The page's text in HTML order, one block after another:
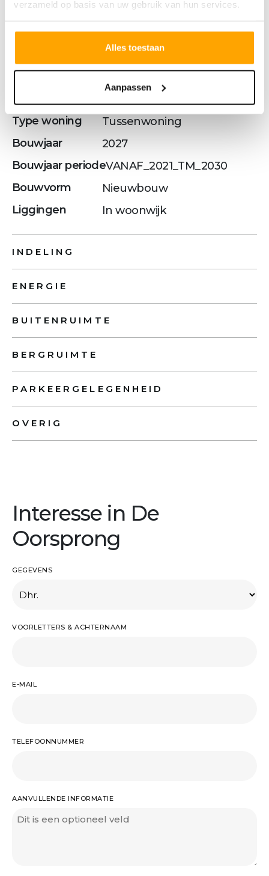
verzameld op basis van uw gebruik van hun services.
Alles toestaan
Aanpassen
Vraagprijs € 525.000,- v.o.n.
Soort object
Type woning
Tussenwoning
Bouwjaar
2027
Bouwjaar periodeVANAF_2021_TM_2030
Bouwvorm
Nieuwbouw
Liggingen
In woonwijk
INDELING
ENERGIE
BUITENRUIMTE
BERGRUIMTE
PARKEERGELEGENHEID
OVERIG
Interesse in De
Oorsprong
GEGEVENS
VOORLETTERS & ACHTERNAAM
E-MAIL
TELEFOONNUMMER
AANVULLENDE INFORMATIE